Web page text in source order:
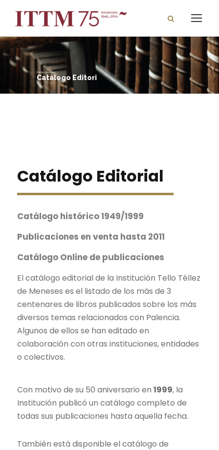
Publicaciones
Catálogo Editorial
Catálogo Editorial
Catálogo histórico 1949/1999
Publicaciones en venta hasta 2011
Catálogo Online de publicaciones
El catálogo editorial de la Institución Tello Téllez
de Meneses es el listado de los más de 3
centenares de libros publicados sobre los más
diversos temas relacionados con Palencia.
Algunos de ellos se han editado en
colaboración con otras instituciones, entidades
o colectivos.
Con motivo de su 50 aniversario en 1999, la
Institución publicó un catálogo completo de
todas sus publicaciones hasta aquella fecha.
También está disponible el catálogo de